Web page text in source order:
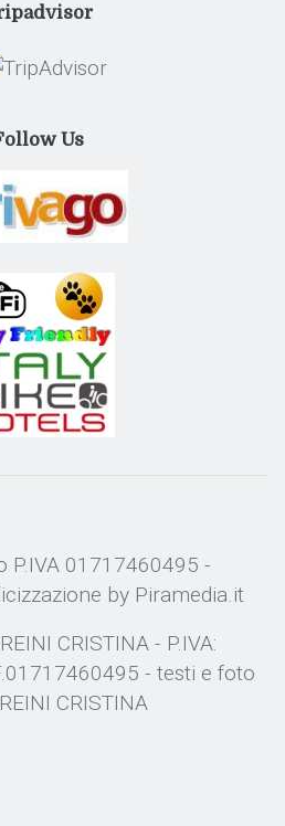
Us
P.IVA 01717460495 -
by Piramedia.it
CRISTINA - P.IVA:
- testi e foto
CRISTINA